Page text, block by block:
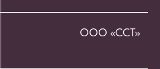
ООО «ССТ»